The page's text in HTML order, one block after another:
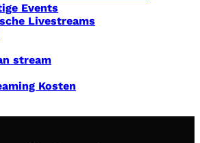
Events
Livestreams
stream
Kosten